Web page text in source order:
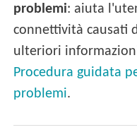
problemi: aiuta
connettività causati
ulteriori
Procedura guidata
problemi.